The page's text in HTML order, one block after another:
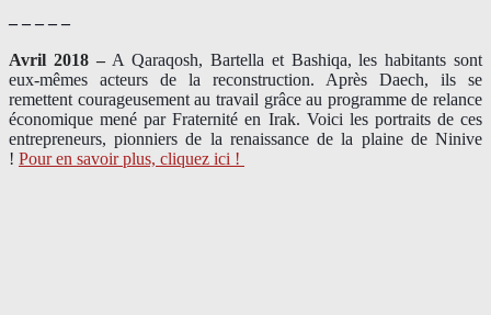
– – – – –
Avril 2018 – A Qaraqosh, Bartella et Bashiqa, les habitants sont
eux-mêmes acteurs de la reconstruction. Après Daech, ils se
remettent courageusement au travail grâce au programme de relance
économique mené par Fraternité en Irak. Voici les portraits de ces
entrepreneurs, pionniers de la renaissance de la plaine de Ninive
! Pour en savoir plus, cliquez ici !